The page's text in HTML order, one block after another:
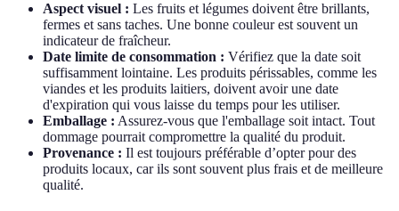
Aspect visuel : Les fruits et légumes doivent être brillants,
fermes et sans taches. Une bonne couleur est souvent un
indicateur de fraîcheur.
Date limite de consommation : Vérifiez que la date soit
suffisamment lointaine. Les produits périssables, comme les
viandes et les produits laitiers, doivent avoir une date
d'expiration qui vous laisse du temps pour les utiliser.
Emballage : Assurez-vous que l'emballage soit intact. Tout
dommage pourrait compromettre la qualité du produit.
Provenance : Il est toujours préférable d’opter pour des
produits locaux, car ils sont souvent plus frais et de meilleure
qualité.